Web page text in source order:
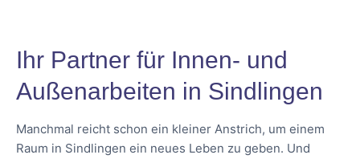
Ihr Partner für Innen- und
Außenarbeiten in Sindlingen
Manchmal reicht schon ein kleiner Anstrich, um einem
Raum in Sindlingen ein neues Leben zu geben. Und